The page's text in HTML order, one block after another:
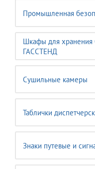
Промышленная
Шкафы для хранения
ГАССТЕНД
Сушильные камеры
Таблички
Знаки путевые и